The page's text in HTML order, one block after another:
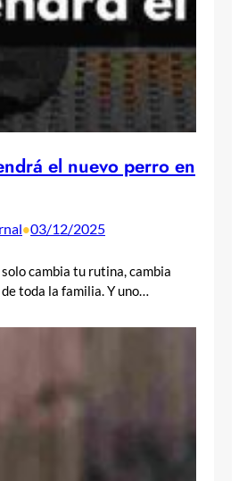
el nuevo perro en
•03/12/2025
cambia tu rutina, cambia
toda la familia. Y uno…